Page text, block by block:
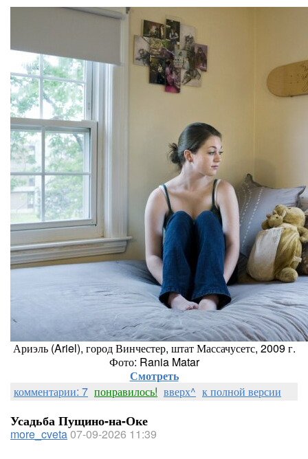
Ариэль (Ariel), город Винчестер, штат Массачусетс, 2009 г.
Фото: Rania Matar
Смотреть
комментарии: 7 понравилось! вверх^ к полной версии
Усадьба Пущино-на-Оке
more_cveta07-09-2026 11:39